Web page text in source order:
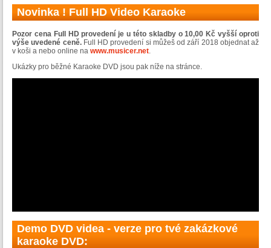
Novinka ! Full HD Video Karaoke
Pozor cena Full HD provedení je u této skladby o 10,00 Kč vyšší oproti
výše uvedené ceně.Full HD provedení si můžeš od září 2018 objednat až
v koši a nebo online na www.musicer.net
Ukázky pro běžné Karaoke DVD jsou pak níže na stránce.
Demo DVD videa - verze pro tvé zakázkové
karaoke DVD: